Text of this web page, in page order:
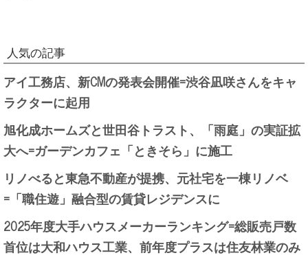
人気の記事
アイ工務店、新CMの発表会開催=渋谷凪咲さんをキャ
ラクターに起用
旭化成ホームズと世田谷トラスト、「雨庭」の実証拡
大へ=ガーデンカフェ「ときそら」に施工
リノべると東急不動産が提携、元社宅を一棟リノベ
=「職住遊」融合型の賃貸レジデンスに
2025年度大手ハウスメーカーランキング=総販売戸数
首位は大和ハウス工業、前年度プラスは住友林業のみ